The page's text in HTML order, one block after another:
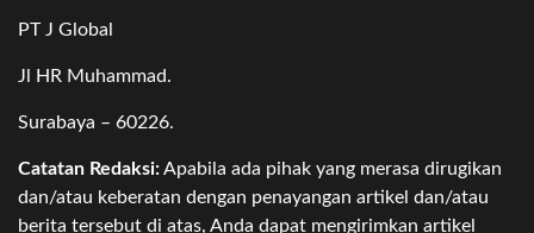
PT J Global
Jl HR Muhammad.
Surabaya – 60226.
Catatan Redaksi:Apabila ada pihak yang merasa dirugikan
dan/atau keberatan dengan penayangan artikel dan/atau
berita tersebut di atas, Anda dapat mengirimkan artikel